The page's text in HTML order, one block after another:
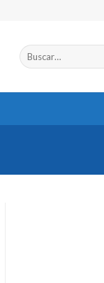
Buscar
por: